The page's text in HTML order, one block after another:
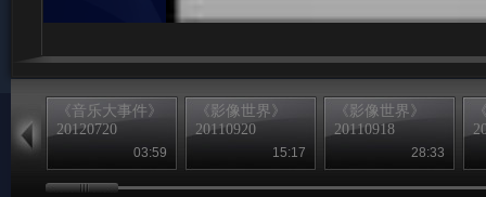
《音乐大事件》
20120720
03:59
《影像世界》
20110920
15:17
《影像世界》
20110918
28:33